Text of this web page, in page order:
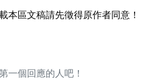
本區文稿請先徵得原作者同意！
一個回應的人吧！